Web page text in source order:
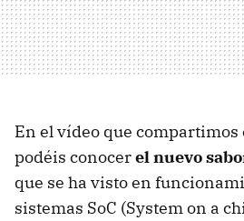
En el vídeo que compartimos
podéis conocerel nuevo
que se ha visto en
sistemas SoC (System on a